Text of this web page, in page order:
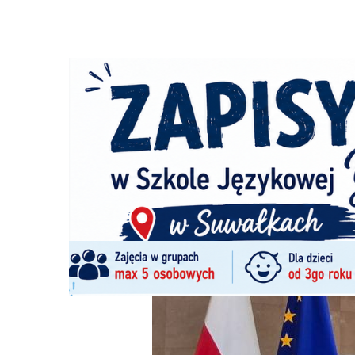
Ścieżka
nawigacyjna
Strona główna
WIADOMOŚCI Z REGIONU 10/12/2024 / 3 Komentarzy
Wizyta studyjna w Brukseli liderek